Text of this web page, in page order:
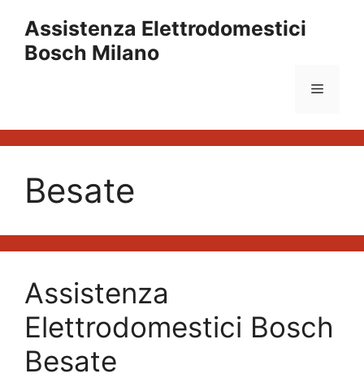
contenuto
Assistenza Elettrodomestici
Bosch Milano
Menu
Besate
Assistenza
Elettrodomestici Bosch
Besate